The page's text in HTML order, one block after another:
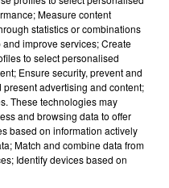
de la tour
: des désaccords
Gironde : encore
avant
Measure content
statistics or combinations
improve services; Create
to select personalised
Ensure security, prevent and
advertising and content;
These technologies may
and browsing data to offer
based on information actively
Match and combine data from
Identify devices based on